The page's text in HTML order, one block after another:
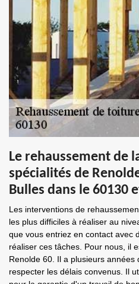
Le rehaussement de
spécialités de
Bulles dans le 60130
Les interventions de
les plus difficiles à réaliser au
que vous entriez en contact avec
réaliser ces tâches. Pour nous, il
Renolde 60. Il a plusieurs
respecter les délais convenus. Il